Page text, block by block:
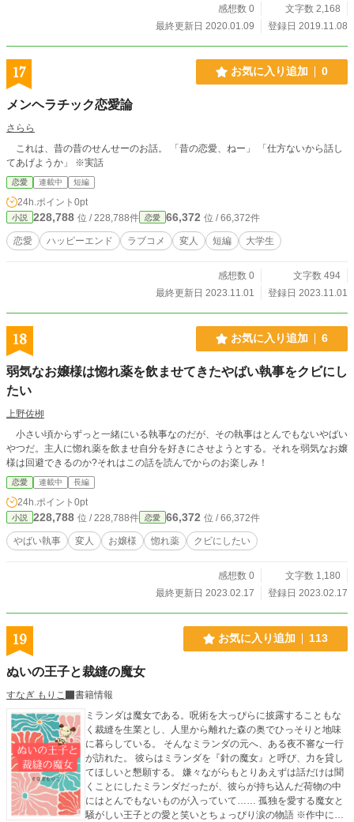
感想数 0
文字数 2,168
最終更新日 2020.01.09
登録日 2019.11.08
17 お気に入り追加 0
メンヘラチック恋愛論
さらら
これは、昔の昔のせんせーのお話。 「昔の恋愛、ねー」 「仕方ないから話し
てあげようか」 ※実話
恋愛 連載中 短編
24h.ポイント 0pt
小説 228,788 位 / 228,788件 恋愛 66,372 位 / 66,372件
恋愛 ハッピーエンド ラブコメ 変人 短編 大学生
感想数 0
文字数 494
最終更新日 2023.11.01
登録日 2023.11.01
18 お気に入り追加 6
弱気なお嬢様は惚れ薬を飲ませてきたやばい執事をクビにし
たい
上野佐栁
小さい頃からずっと一緒にいる執事なのだが、その執事はとんでもないやばい
やつだ。主人に惚れ薬を飲ませ自分を好きにさせようとする。それを弱気なお嬢
様は回避できるのか?それはこの話を読んでからのお楽しみ！
恋愛 連載中 長編
24h.ポイント 0pt
小説 228,788 位 / 228,788件 恋愛 66,372 位 / 66,372件
やばい執事 変人 お嬢様 惚れ薬 クビにしたい
感想数 0
文字数 1,180
最終更新日 2023.02.17
登録日 2023.02.17
19 お気に入り追加 113
ぬいの王子と裁縫の魔女
すなぎ もりこ
書籍情報
ミランダは魔女である。呪術を大っぴらに披露することもな
く裁縫を生業とし、人里から離れた森の奥でひっそりと地味
に暮らしている。 そんなミランダの元へ、ある夜不審な一行
が訪れた。 彼らはミランダを『針の魔女』と呼び、力を貸し
てほしいと懇願する。 嫌々ながらもとりあえずは話だけは聞
くことにしたミランダだったが、彼らが持ち込んだ荷物の中
にはとんでもないものが入っていて…… 孤独を愛する魔女と
騒がしい王子との愛と笑いとちょっぴり涙の物語 ※作中には